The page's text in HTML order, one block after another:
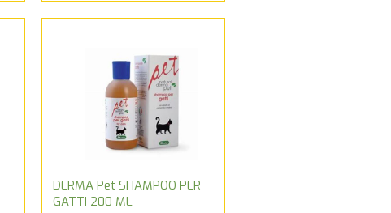
DERMA Pet SHAMPOO PER
GATTI 200 ML